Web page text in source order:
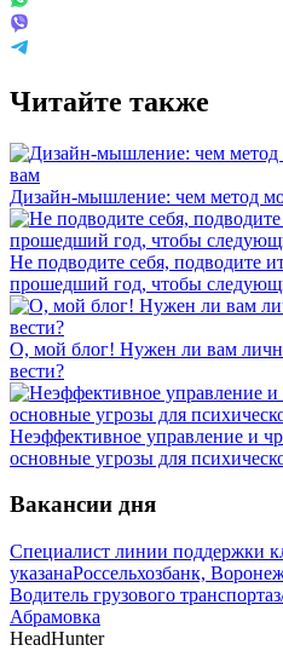
Читайте также
Дизайн-мышление: чем метод
Не подводите себя, подводите
прошедший год, чтобы
О, мой блог! Нужен ли вам
вести?
Неэффективное управление и
основные угрозы для
Вакансии дня
Специалист линии поддержки
указанаРоссельхозбанк,
Водитель грузового транспорта
Абрамовка
HeadHunter